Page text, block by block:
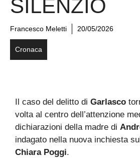
SILENZIO
Francesco Meletti 20/05/2026
Cronaca
Il caso del delitto di Garlasco
volta al centro dell’attenzione
dichiarazioni della madre di
indagato nella nuova inchiesta
Chiara Poggi.